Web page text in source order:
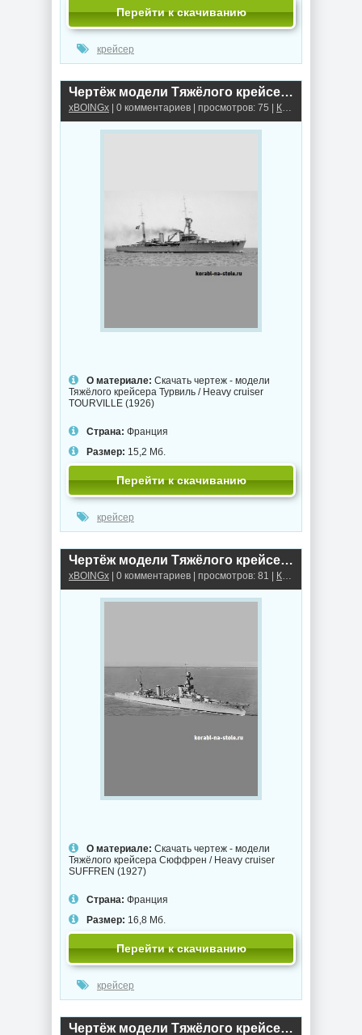
Перейти к скачиванию
крейсер
Чертёж модели Тяжёлого крейсера Турвиль / Heavy cruiser TOURVILLE (1926) для сборки и историческая справка
xBOINGx | 0 комментариев | просмотров: 75 | Крейсеры
О материале: Скачать чертеж - модели
Тяжёлого крейсера Турвиль / Heavy cruiser
TOURVILLE (1926)
Страна: Франция
Размер: 15,2 Мб.
Перейти к скачиванию
крейсер
Чертёж модели Тяжёлого крейсера Сюффрен / Heavy cruiser SUFFREN (1927) для сборки и историческая справка
xBOINGx | 0 комментариев | просмотров: 81 | Крейсеры
О материале: Скачать чертеж - модели
Тяжёлого крейсера Сюффрен / Heavy cruiser
SUFFREN (1927)
Страна: Франция
Размер: 16,8 Мб.
Перейти к скачиванию
крейсер
Чертёж модели Тяжёлого крейсера Нати / Heavy Cruiser Nachi (1928) для сборки и историческая справка